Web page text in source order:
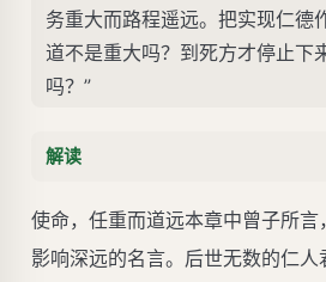
务重大而路程遥远。把实现仁德
道不是重大吗？到死方才停止下
吗？”
解读
使命，任重而道远本章中曾子所言
影响深远的名言。后世无数的仁